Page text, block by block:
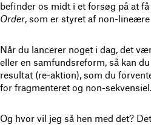
befinder os midt i et forsøg på at
Order, som er styret af non-
Når du lancerer noget i dag, det
eller en samfundsreform, så kan
resultat (re-aktion), som du
for fragmenteret og non-sekvensiel.
Og hvor vil jeg så hen med det?